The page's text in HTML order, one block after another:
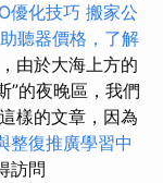
優化技巧 搬家公
助聽器價格，了解
由於大海上方的
”的夜晚區，我們
樣的文章，因為
整復推廣學習中
訪問